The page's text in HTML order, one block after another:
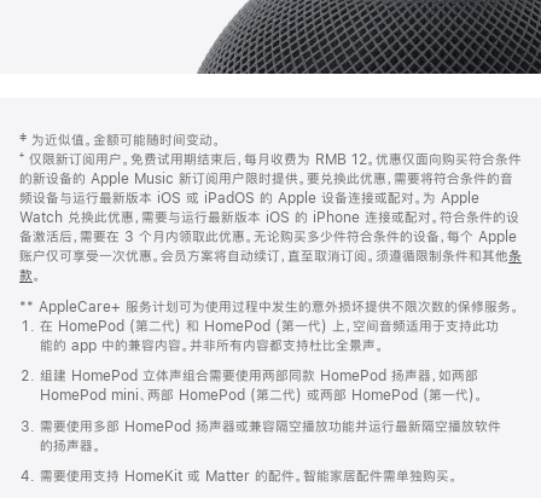
页
页
脚
注
‡ 为近似值。金额可能随时间变动。
⁺ 仅限新订阅用户。免费试用期结束后，每月收费为 RMB 12。优惠仅面向购买符合条件
的新设备的 Apple Music 新订阅用户限时提供。要兑换此优惠，需要将符合条件的音
频设备与运行最新版本 iOS 或 iPadOS 的 Apple 设备连接或配对。为 Apple
Watch 兑换此优惠，需要与运行最新版本 iOS 的 iPhone 连接或配对。符合条件的设
备激活后，需要在 3 个月内领取此优惠。无论购买多少件符合条件的设备，每个 Apple
账户仅可享受一次优惠。会员方案将自动续订，直至取消订阅。须遵循限制条件和其他条
款。
窗
口
中
打
开)
** AppleCare+ 服务计划可为使用过程中发生的意外损坏提供不限次数的保修服务。
在 HomePod (第二代) 和 HomePod (第一代) 上，空间音频适用于支持此功
能的 app 中的兼容内容。并非所有内容都支持杜比全景声。
组建 HomePod 立体声组合需要使用两部同款 HomePod 扬声器，如两部
HomePod mini、两部 HomePod (第二代) 或两部 HomePod (第一代)。
需要使用多部 HomePod 扬声器或兼容隔空播放功能并运行最新隔空播放软件
的扬声器。
需要使用支持 HomeKit 或 Matter 的配件。智能家居配件需单独购买。